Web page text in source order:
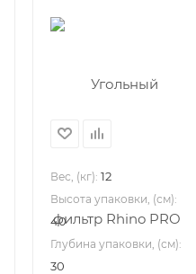
Вес, (кг): 12
Высота упаковки, (см):
40
Глубина упаковки, (см):
30